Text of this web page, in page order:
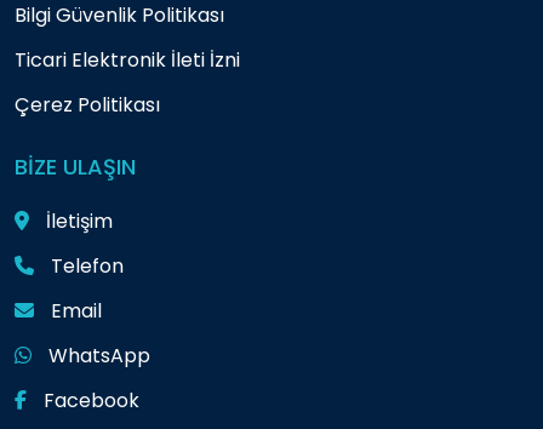
Bilgi Güvenlik Politikası
Ticari Elektronik İleti İzni
Çerez Politikası
BİZE ULAŞIN
İletişim
Telefon
Email
WhatsApp
Facebook